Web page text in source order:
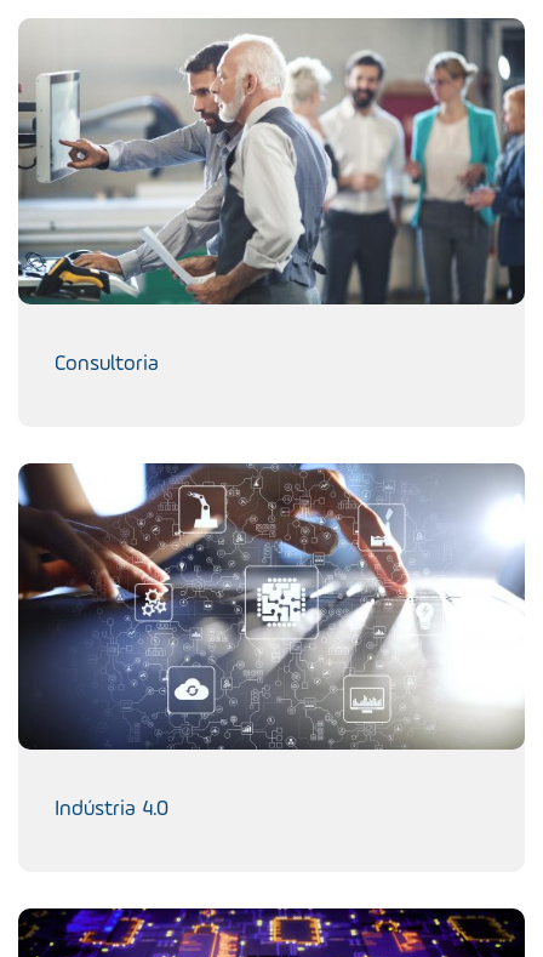
Consultoria
Indústria 4.0